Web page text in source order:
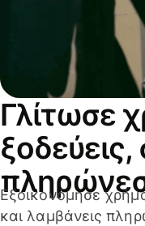
Γλίτωσε
ξοδεύεις,
Εξοικονόμησε
και λαμβάνεις